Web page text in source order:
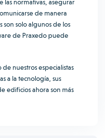
las normativas, asegurar
de manera
son solo algunos de los
de Praxedo puede
nuestros especialistas
a la tecnología, sus
edificios ahora son más